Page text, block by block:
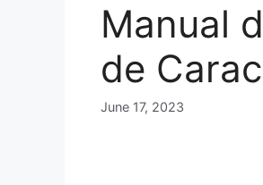
Manual
de
June 17, 2023